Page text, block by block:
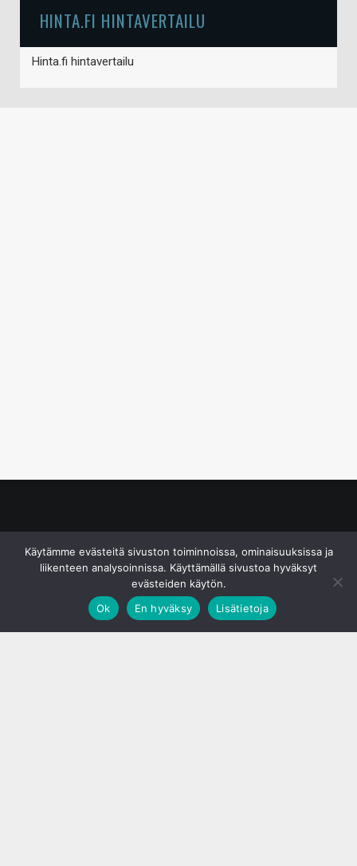
HINTA.FI HINTAVERTAILU
Hinta.fi hintavertailu
Käytämme evästeitä sivuston toiminnoissa, ominaisuuksissa ja
liikenteen analysoinnissa. Käyttämällä sivustoa hyväksyt
evästeiden käytön.
Ok
En hyväksy Lisätietoja